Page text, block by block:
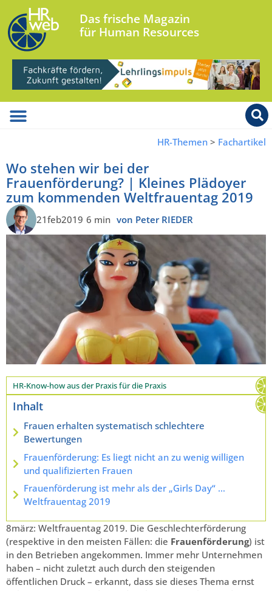
Das frische Magazin
für Human Resources
HR-Themen > Fachartikel
Wo stehen wir bei der
Frauenförderung? | Kleines Plädoyer
zum kommenden Weltfrauentag 2019
21feb2019 6 min von Peter RIEDER
HR-Know-how aus der Praxis für die Praxis
Inhalt
Frauen erhalten systematisch schlechtere
Bewertungen
Frauenförderung: Es liegt nicht an zu wenig willigen
und qualifizierten Frauen
Frauenförderung ist mehr als der „Girls Day“ …
Weltfrauentag 2019
8märz: Weltfrauentag 2019. Die Geschlechterförderung
(respektive in den meisten Fällen: die Frauenförderung) ist
in den Betrieben angekommen. Immer mehr Unternehmen
haben – nicht zuletzt auch durch den steigenden
öffentlichen Druck – erkannt, dass sie dieses Thema ernst